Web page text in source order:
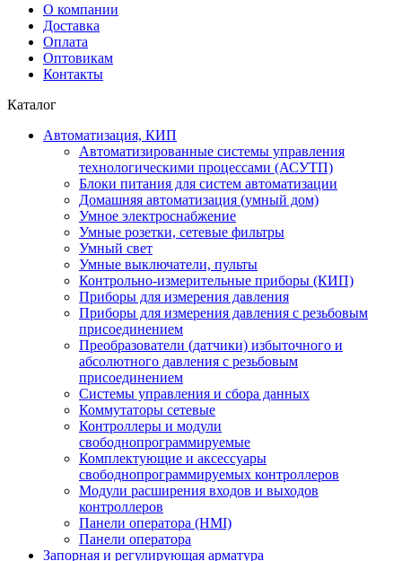
О компании
Доставка
Оплата
Оптовикам
Контакты
Каталог
Автоматизация, КИП
Автоматизированные системы управления
технологическими процессами (АСУТП)
Блоки питания для систем автоматизации
Домашняя автоматизация (умный дом)
Умное электроснабжение
Умные розетки, сетевые фильтры
Умный свет
Умные выключатели, пульты
Контрольно-измерительные приборы (КИП)
Приборы для измерения давления
Приборы для измерения давления с резьбовым
присоединением
Преобразователи (датчики) избыточного и
абсолютного давления с резьбовым
присоединением
Системы управления и сбора данных
Коммутаторы сетевые
Контроллеры и модули
свободнопрограммируемые
Комплектующие и аксессуары
свободнопрограммируемых контроллеров
Модули расширения входов и выходов
контроллеров
Панели оператора (HMI)
Панели оператора
Запорная и регулирующая арматура